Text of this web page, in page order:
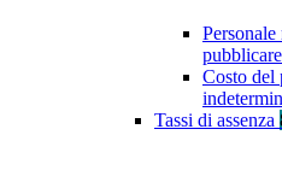
Costo del
Tassi di assenza